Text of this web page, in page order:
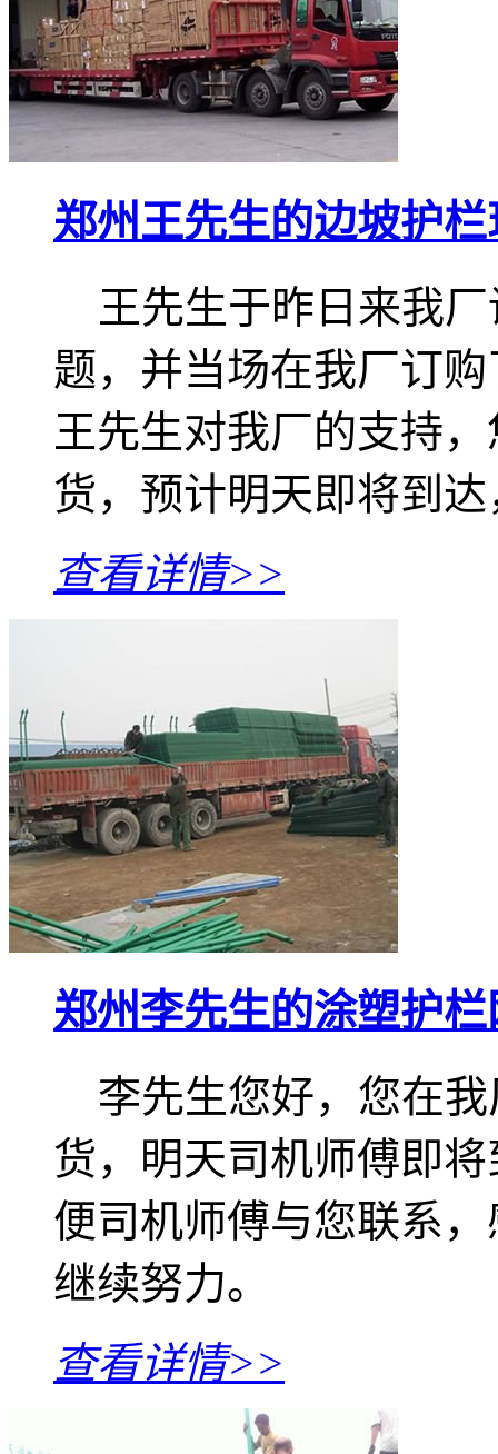
郑州王先生的边坡护
王先生于昨日来我厂
题，并当场在我厂订
王先生对我厂的支持
货，预计明天即将到
查看详情>>
郑州李先生的涂塑护
李先生您好，您在我
货，明天司机师傅即
便司机师傅与您联系
继续努力。
查看详情>>